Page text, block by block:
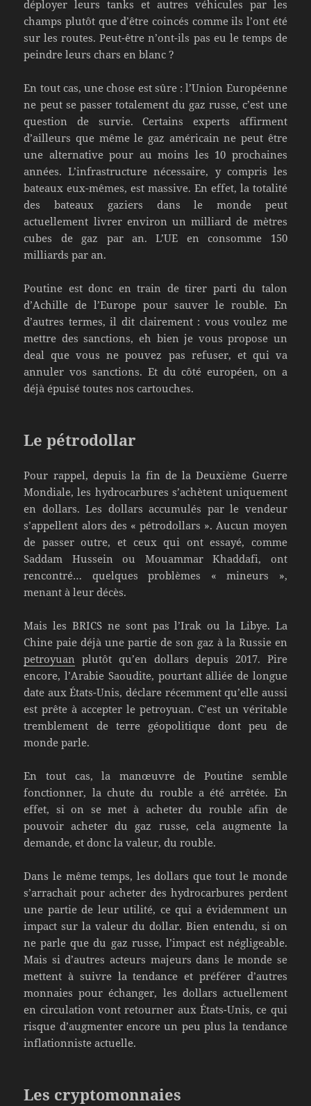
déployer leurs tanks et autres véhicules par les
champs plutôt que d’être coincés comme ils l’ont été
sur les routes. Peut-être n’ont-ils pas eu le temps de
peindre leurs chars en blanc ?
En tout cas, une chose est sûre : l’Union Européenne
ne peut se passer totalement du gaz russe, c’est une
question de survie. Certains experts affirment
d’ailleurs que même le gaz américain ne peut être
une alternative pour au moins les 10 prochaines
années. L’infrastructure nécessaire, y compris les
bateaux eux-mêmes, est massive. En effet, la totalité
des bateaux gaziers dans le monde peut
actuellement livrer environ un milliard de mètres
cubes de gaz par an. L’UE en consomme 150
milliards par an.
Poutine est donc en train de tirer parti du talon
d’Achille de l’Europe pour sauver le rouble. En
d’autres termes, il dit clairement : vous voulez me
mettre des sanctions, eh bien je vous propose un
deal que vous ne pouvez pas refuser, et qui va
annuler vos sanctions. Et du côté européen, on a
déjà épuisé toutes nos cartouches.
Le pétrodollar
Pour rappel, depuis la fin de la Deuxième Guerre
Mondiale, les hydrocarbures s’achètent uniquement
en dollars. Les dollars accumulés par le vendeur
s’appellent alors des « pétrodollars ». Aucun moyen
de passer outre, et ceux qui ont essayé, comme
Saddam Hussein ou Mouammar Khaddafi, ont
rencontré… quelques problèmes « mineurs »,
menant à leur décès.
Mais les BRICS ne sont pas l’Irak ou la Libye. La
Chine paie déjà une partie de son gaz à la Russie en
petroyuan plutôt qu’en dollars depuis 2017. Pire
encore, l’Arabie Saoudite, pourtant alliée de longue
date aux États-Unis, déclare récemment qu’elle aussi
est prête à accepter le petroyuan. C’est un véritable
tremblement de terre géopolitique dont peu de
monde parle.
En tout cas, la manœuvre de Poutine semble
fonctionner, la chute du rouble a été arrêtée. En
effet, si on se met à acheter du rouble afin de
pouvoir acheter du gaz russe, cela augmente la
demande, et donc la valeur, du rouble.
Dans le même temps, les dollars que tout le monde
s’arrachait pour acheter des hydrocarbures perdent
une partie de leur utilité, ce qui a évidemment un
impact sur la valeur du dollar. Bien entendu, si on
ne parle que du gaz russe, l’impact est négligeable.
Mais si d’autres acteurs majeurs dans le monde se
mettent à suivre la tendance et préférer d’autres
monnaies pour échanger, les dollars actuellement
en circulation vont retourner aux États-Unis, ce qui
risque d’augmenter encore un peu plus la tendance
inflationniste actuelle.
Les cryptomonnaies